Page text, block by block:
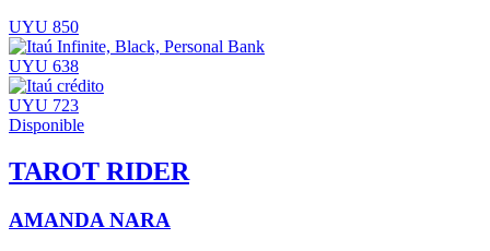
UYU 850
UYU 638
UYU 723
Disponible
TAROT RIDER
AMANDA NARA